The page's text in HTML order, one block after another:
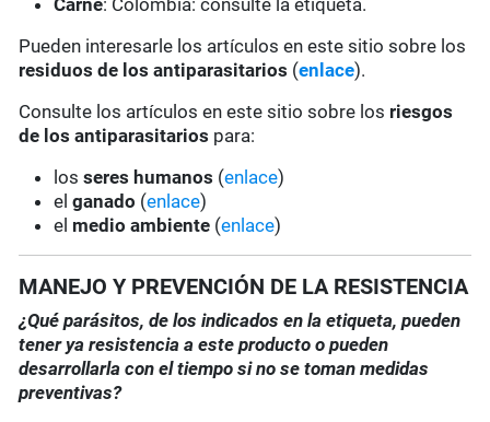
Carne: Colombia: consulte la etiqueta.
Pueden interesarle los artículos en este sitio sobre los
residuos de los antiparasitarios (enlace).
Consulte los artículos en este sitio sobre los riesgos
de los antiparasitarios para:
losseres humanos (enlace)
elganado (enlace)
el medio ambiente (enlace)
MANEJO Y PREVENCIÓN DE LA RESISTENCIA
¿Qué parásitos, de los indicados en la etiqueta, pueden
tener ya resistencia a este producto o pueden
desarrollarla con el tiempo si no se toman medidas
preventivas?